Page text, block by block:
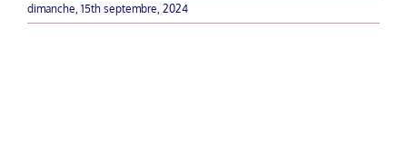
dimanche, 15th septembre, 2024